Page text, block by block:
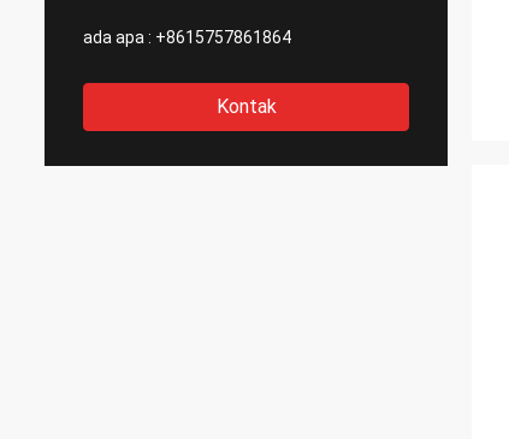
ada apa : +8615757861864
Kontak